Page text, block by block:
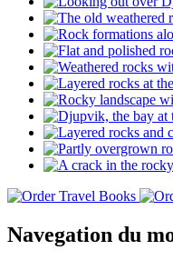
Navegation du